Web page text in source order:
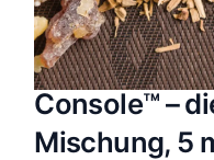
Console™ –
Mischung, 5